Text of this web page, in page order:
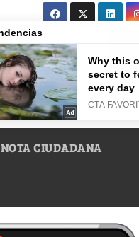
NOTA CIUDADANA